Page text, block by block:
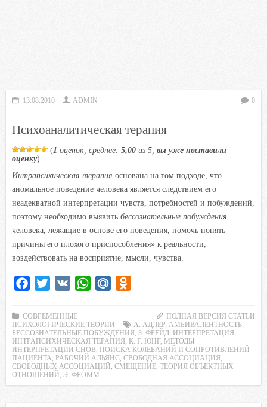
13.08.2010 ADMIN 0
Психоаналитическая терапия
(1 оценок, среднее: 5,00 из 5, вы уже поставили
оценку)
Интрапсихическая терапия основана на том подходе, что
аномальное поведение человека является следствием его
неадекватной интерпретации чувств, потребностей и побуждений,
поэтому необходимо выявить бессознательные побуждения
человека, лежащие в основе его поведения, помочь понять
причины его плохого приспособления» к реальности,
воздействовать на восприятие, мысли, чувства.
c
e
b
o
o
i
t
t
e
r
W
t
s
A
p
l
.
R
o
k
l
ПОЛНАЯ ВЕРСИЯ СТАТЬИ
СОВРЕМЕННЫЕ
ПСИХОЛОГИЧЕСКИЕ ТЕОРИИ
А. АДЛЕР, АМБИВАЛЕНТНОСТЬ,
БЕССОЗНАТЕЛЬНЫЕ ПОБУЖДЕНИЯ
З. ФРЕЙД ИНТЕРПРЕТАЦИЯ
ИНТРАПСИХИЧЕСКАЯ ТЕРАПИЯ
К. Г. ЮНГ, МЕТОДЫ
ИНТЕРПРЕТАЦИИ СНОВ
ПОИСКА КОЛЕБАНИЙ И СОПРОТИВЛЕНИЙ
ПАЦИЕНТА
РАБОЧИЙ АЛЬЯНС СВОБОДНАЯ АССОЦИАЦИЯ
СВОБОДНЫХ АССОЦИАЦИЙ СМЕЩЕНИЕ ТЕОРИЯ ОБЪЕКТНЫХ
ОТНОШЕНИЙ Э. ФРОММ